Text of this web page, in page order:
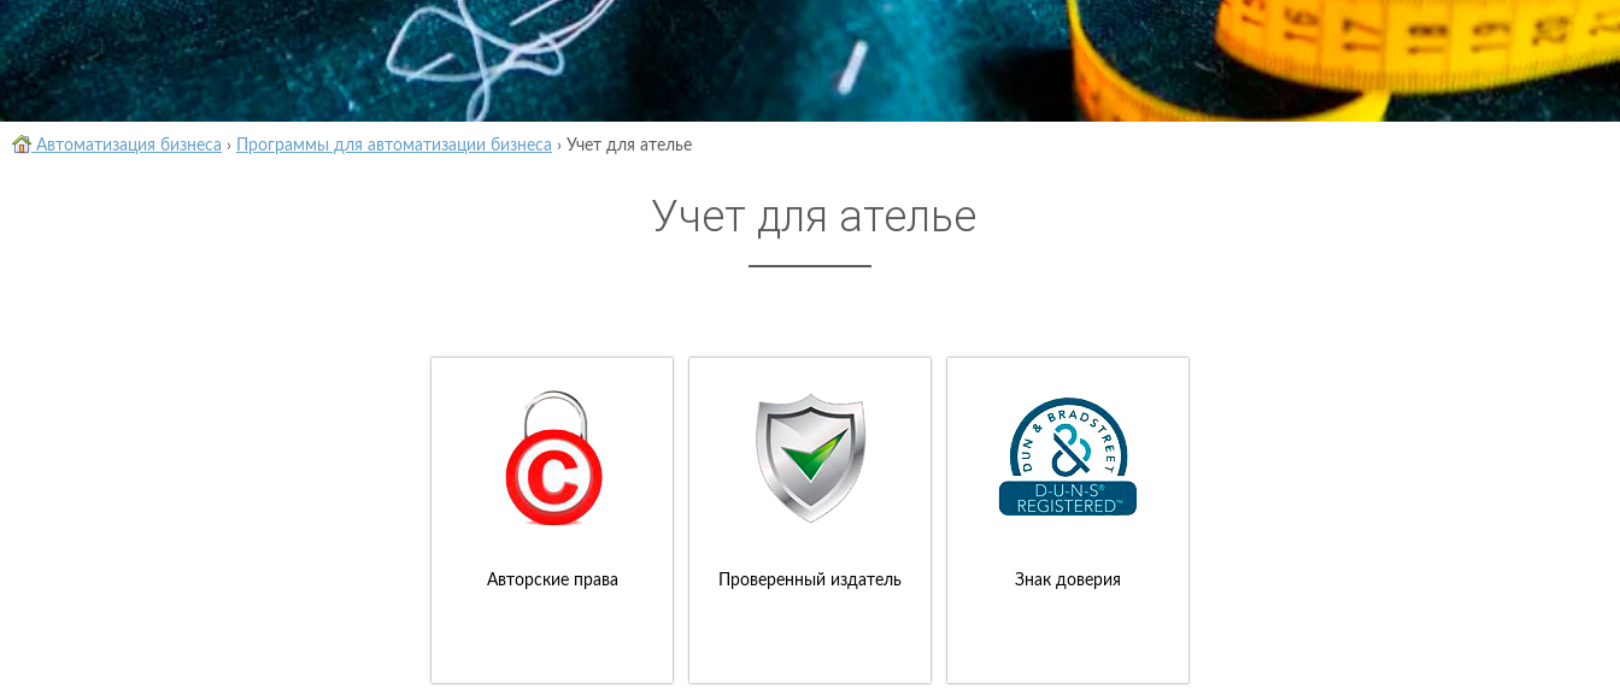
Автоматизация бизнеса › Программы для автоматизации бизнеса › Учет для ателье
Учет для ателье
Авторские права Проверенный издатель Знак доверия